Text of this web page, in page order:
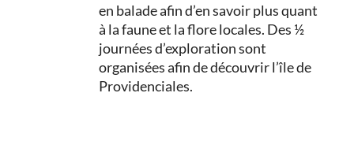
en balade afin d’en savoir plus quant
à la faune et la flore locales. Des ½
journées d’exploration sont
organisées afin de découvrir l’île de
Providenciales.